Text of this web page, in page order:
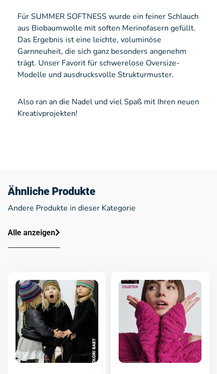
Für SUMMER SOFTNESS wurde ein feiner Schlauch
aus Biobaumwolle mit soften Merinofasern gefüllt.
Das Ergebnis ist eine leichte, voluminöse
Garnneuheit, die sich ganz besonders angenehm
trägt. Unser Favorit für schwerelose Oversize-
Modelle und ausdrucksvolle Strukturmuster.
Also ran an die Nadel und viel Spaß mit Ihren neuen
Kreativprojekten!
Ähnliche Produkte
Andere Produkte in dieser Kategorie
Alle anzeigen